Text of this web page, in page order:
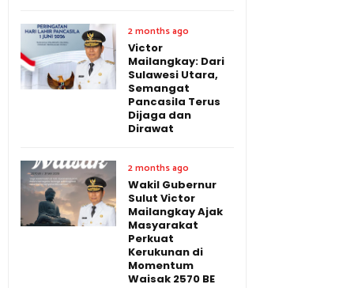
2 months ago
Victor
Mailangkay: Dari
Sulawesi Utara,
Semangat
Pancasila Terus
Dijaga dan
Dirawat
2 months ago
Wakil Gubernur
Sulut Victor
Mailangkay Ajak
Masyarakat
Perkuat
Kerukunan di
Momentum
Waisak 2570 BE